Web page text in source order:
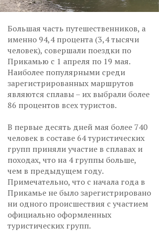
Большая часть путешественников, а
именно 94,4 процента (3,4 тысячи
человек), совершали поездки по
Прикамью с 1 апреля по 19 мая.
Наиболее популярными среди
зарегистрированных маршрутов
являются сплавы – их выбрали более
86 процентов всех туристов.
В первые десять дней мая более 740
человек в составе 64 туристических
групп приняли участие в сплавах и
походах, что на 4 группы больше,
чем в предыдущем году.
Примечательно, что с начала года в
Прикамье не было зарегистрировано
ни одного происшествия с участием
официально оформленных
туристических групп.